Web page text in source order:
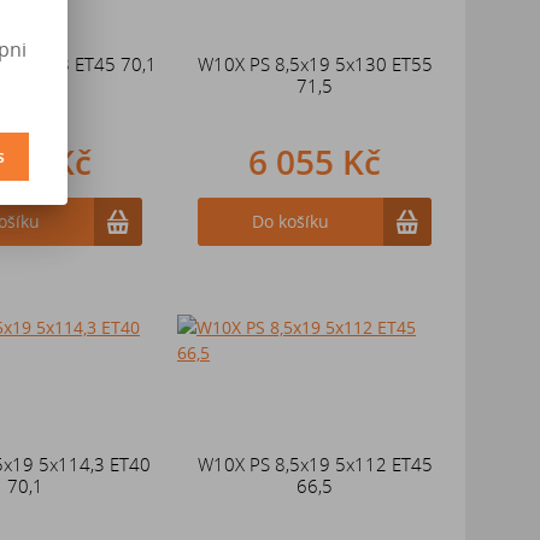
5x108 ET45 70,1
Kč
W10X PS 8,5x19 5x130 ET55
71,5
6 055 Kč
Do košíku
5x114,3 ET40
70,1
W10X PS 8,5x19 5x112 ET45
66,5